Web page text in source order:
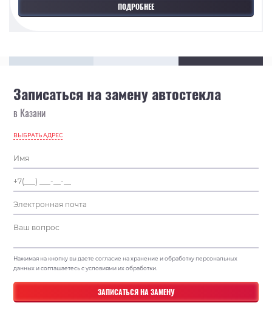
ПОДРОБНЕЕ
Записаться на замену автостекла
в Казани
ВЫБРАТЬ АДРЕС
Нажимая на кнопку вы даете согласие на хранение и обработку персональных
данных и соглашаетесь с условиями их обработки.